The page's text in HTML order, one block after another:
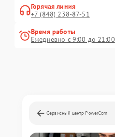
Горячая линия
+7 (848) 238-87-51
Время работы
Ежедневно с 9:00 до 21:00
Сервисный центр PowerCom